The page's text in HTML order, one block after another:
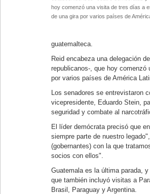
hoy comenzó una visita de tres días a
de una gira por varios países de
guatemalteca.
Reid encabeza una delegación
republicanos-, que hoy
por varios países de América
Los senadores se entrevistaron
vicepresidente, Eduardo Stein,
seguridad y combate al
El líder demócrata precisó que
siempre parte de nuestro
(gobernantes) con la que
socios con ellos".
Guatemala es la última parada,
que también incluyó visitas a
Brasil, Paraguay y Argentina.